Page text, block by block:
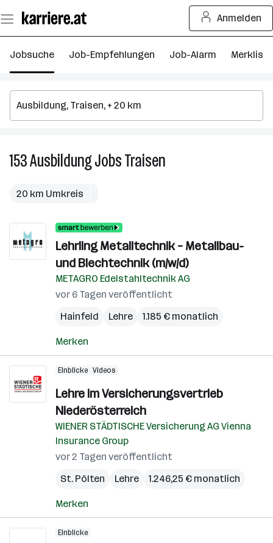
Seiteninhalt
springen
Anmelden
Jobsuche Job-Empfehlungen Job-Alarm Merkliste
153AusbildungJobsTraisen
20 km Umkreis
Lehrling Metalltechnik – Metallbau-
und Blechtechnik (m/w/d)
METAGRO Edelstahltechnik AG
vor 6 Tagen veröffentlicht
Hainfeld
Lehre 1.185 € monatlich
Merken
Einblicke Videos
Lehre im Versicherungsvertrieb
Niederösterreich
WIENER STÄDTISCHE Versicherung AG Vienna
Insurance Group
vor 2 Tagen veröffentlicht
St. Pölten
Lehre 1.246,25 € monatlich
Merken
Einblicke